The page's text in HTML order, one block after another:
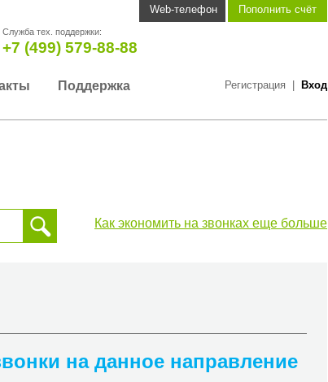
Web-телефон Пополнить счёт
Служба тех. поддержки:
+7 (499) 579-88-88
Регистрация Вход
Поддержка
Как экономить на звонках еще больше
на данное направление